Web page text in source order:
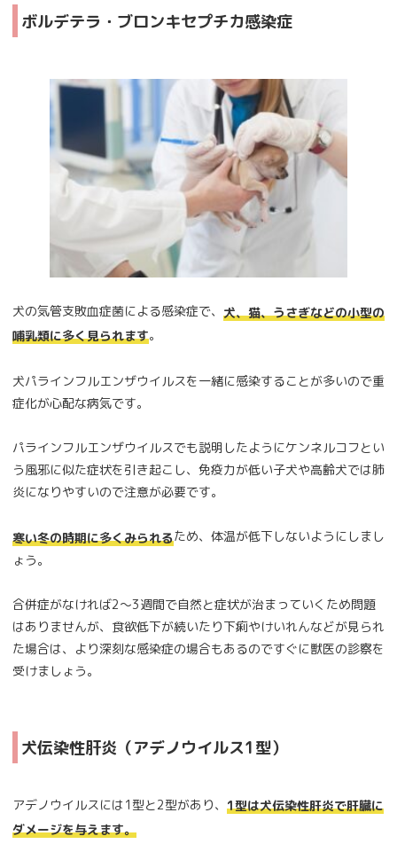
ボルデテラ・ブロンキセプチカ感染症
犬の気管支敗血症菌による感染症で、 犬、猫、うさぎなどの小型の
哺乳類に多く見られます。
犬パラインフルエンザウイルスを一緒に感染することが多いので重
症化が心配な病気です。
パラインフルエンザウイルスでも説明したようにケンネルコフとい
う風邪に似た症状を引き起こし、免疫力が低い子犬や高齢犬では肺
炎になりやすいので注意が必要です。
寒い冬の時期に多くみられるため、体温が低下しないようにしまし
ょう。
合併症がなければ2～3週間で自然と症状が治まっていくため問題
はありませんが、食欲低下が続いたり下痢やけいれんなどが見られ
た場合は、より深刻な感染症の場合もあるのですぐに獣医の診察を
受けましょう。
犬伝染性肝炎（アデノウイルス1型）
アデノウイルスには1型と2型があり、 1型は犬伝染性肝炎で肝臓に
ダメージを与えます。